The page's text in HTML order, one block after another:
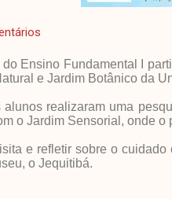
Fundamental I
e Jardim Botânico da
realizaram uma
o Jardim Sensorial, onde
sobre o cuidado
o Jequitibá.